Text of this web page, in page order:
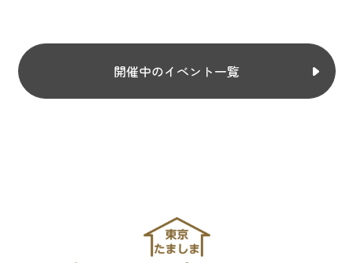
開催中のイベント一覧